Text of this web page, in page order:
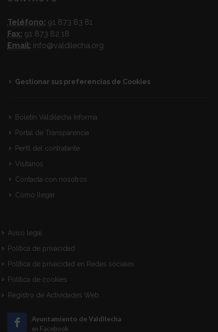
Teléfono: 91 873 83 81
Fax: 91 873 82 18
Email: info@valdilecha.org
Gestionar sus preferencias de Cookies
Boletín Valdilecha Informa
Portal de Transparencia
Perfil del contratante
Visitanos
Contacta con nosotros
Como llegar
Aviso legal
Política de privacidad
Política de privacidad en Redes sociales
Política de cookies
Registro de Actividades Web
Ayuntamiento de Valdilecha
en Facebook